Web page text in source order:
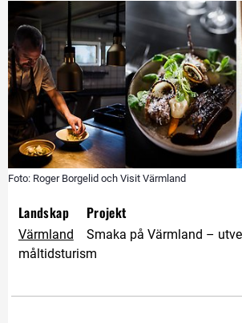
Foto: Roger Borgelid och Visit Värmland
Landskap
Värmland
Projekt
Smaka på Värmland –
måltidsturism